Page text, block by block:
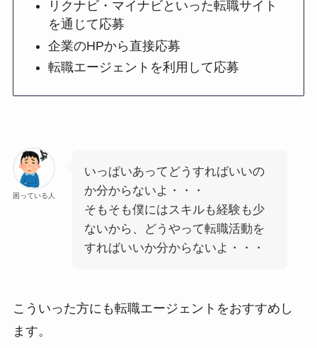
リクナビ・マイナビといった転職サイト
を通じて応募
企業のHPから直接応募
転職エージェントを利用して応募
困っている人
いっぱいあってどうすればいいの
か分からないよ・・・
そもそも僕にはスキルも経験も少
ないから、どうやって転職活動を
すればいいか分からないよ・・・
こういった方にも転職エージェントをおすすめし
ます。